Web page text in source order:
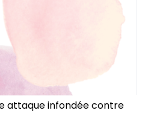
attaque infondée contre